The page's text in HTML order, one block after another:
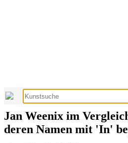
Jan Weenix im
deren Namen mit 'In'